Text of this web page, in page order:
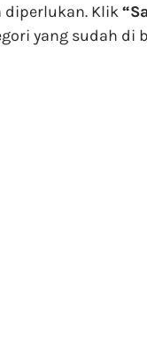
diperlukan. Klik
yang sudah di